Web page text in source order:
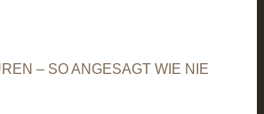
– SO ANGESAGT WIE NIE